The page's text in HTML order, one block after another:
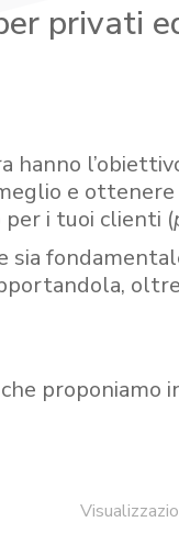
privati
hanno
e
per i tuoi clienti (
sia
proponiamo